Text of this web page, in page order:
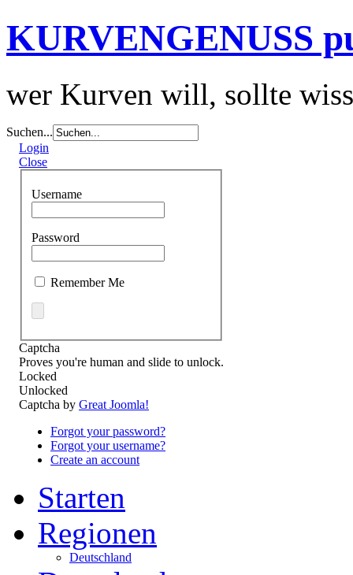
KURVENGENUSS
wer Kurven will, sollte
Suchen...
Login
Close
Username
Password
Remember Me
Captcha
Proves you're human and slide to unlock.
Locked
Unlocked
Captcha by Great Joomla!
Forgot your password?
Forgot your username?
Create an account
Starten
Regionen
Deutschland